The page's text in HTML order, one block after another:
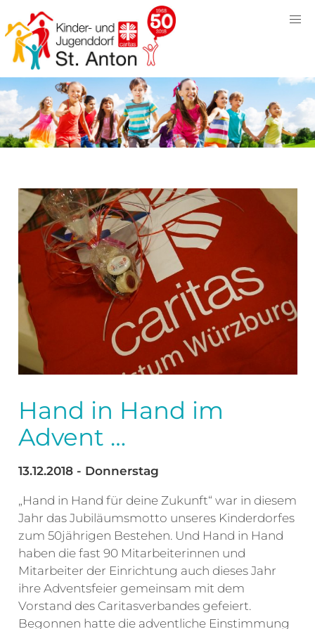
Hand in Hand im
Advent …
13.12.2018 - Donnerstag
„Hand in Hand für deine Zukunft“ war in diesem
Jahr das Jubiläumsmotto unseres Kinderdorfes
zum 50jährigen Bestehen. Und Hand in Hand
haben die fast 90 Mitarbeiterinnen und
Mitarbeiter der Einrichtung auch dieses Jahr
ihre Adventsfeier gemeinsam mit dem
Vorstand des Caritasverbandes gefeiert.
Begonnen hatte die adventliche Einstimmung